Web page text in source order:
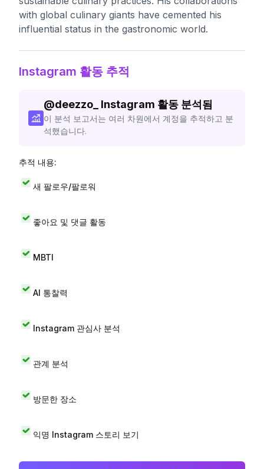
with global culinary giants have cemented his
influential status in the gastronomic world.
Instagram 활동 추적
@deezzo_ Instagram 활동 분석됨
이 분석 보고서는 여러 차원에서 계정을 추적하고 분
석했습니다.
추적 내용:
새 팔로우/팔로워
좋아요 및 댓글 활동
MBTI
AI 통찰력
Instagram 관심사 분석
관계 분석
방문한 장소
익명 Instagram 스토리 보기